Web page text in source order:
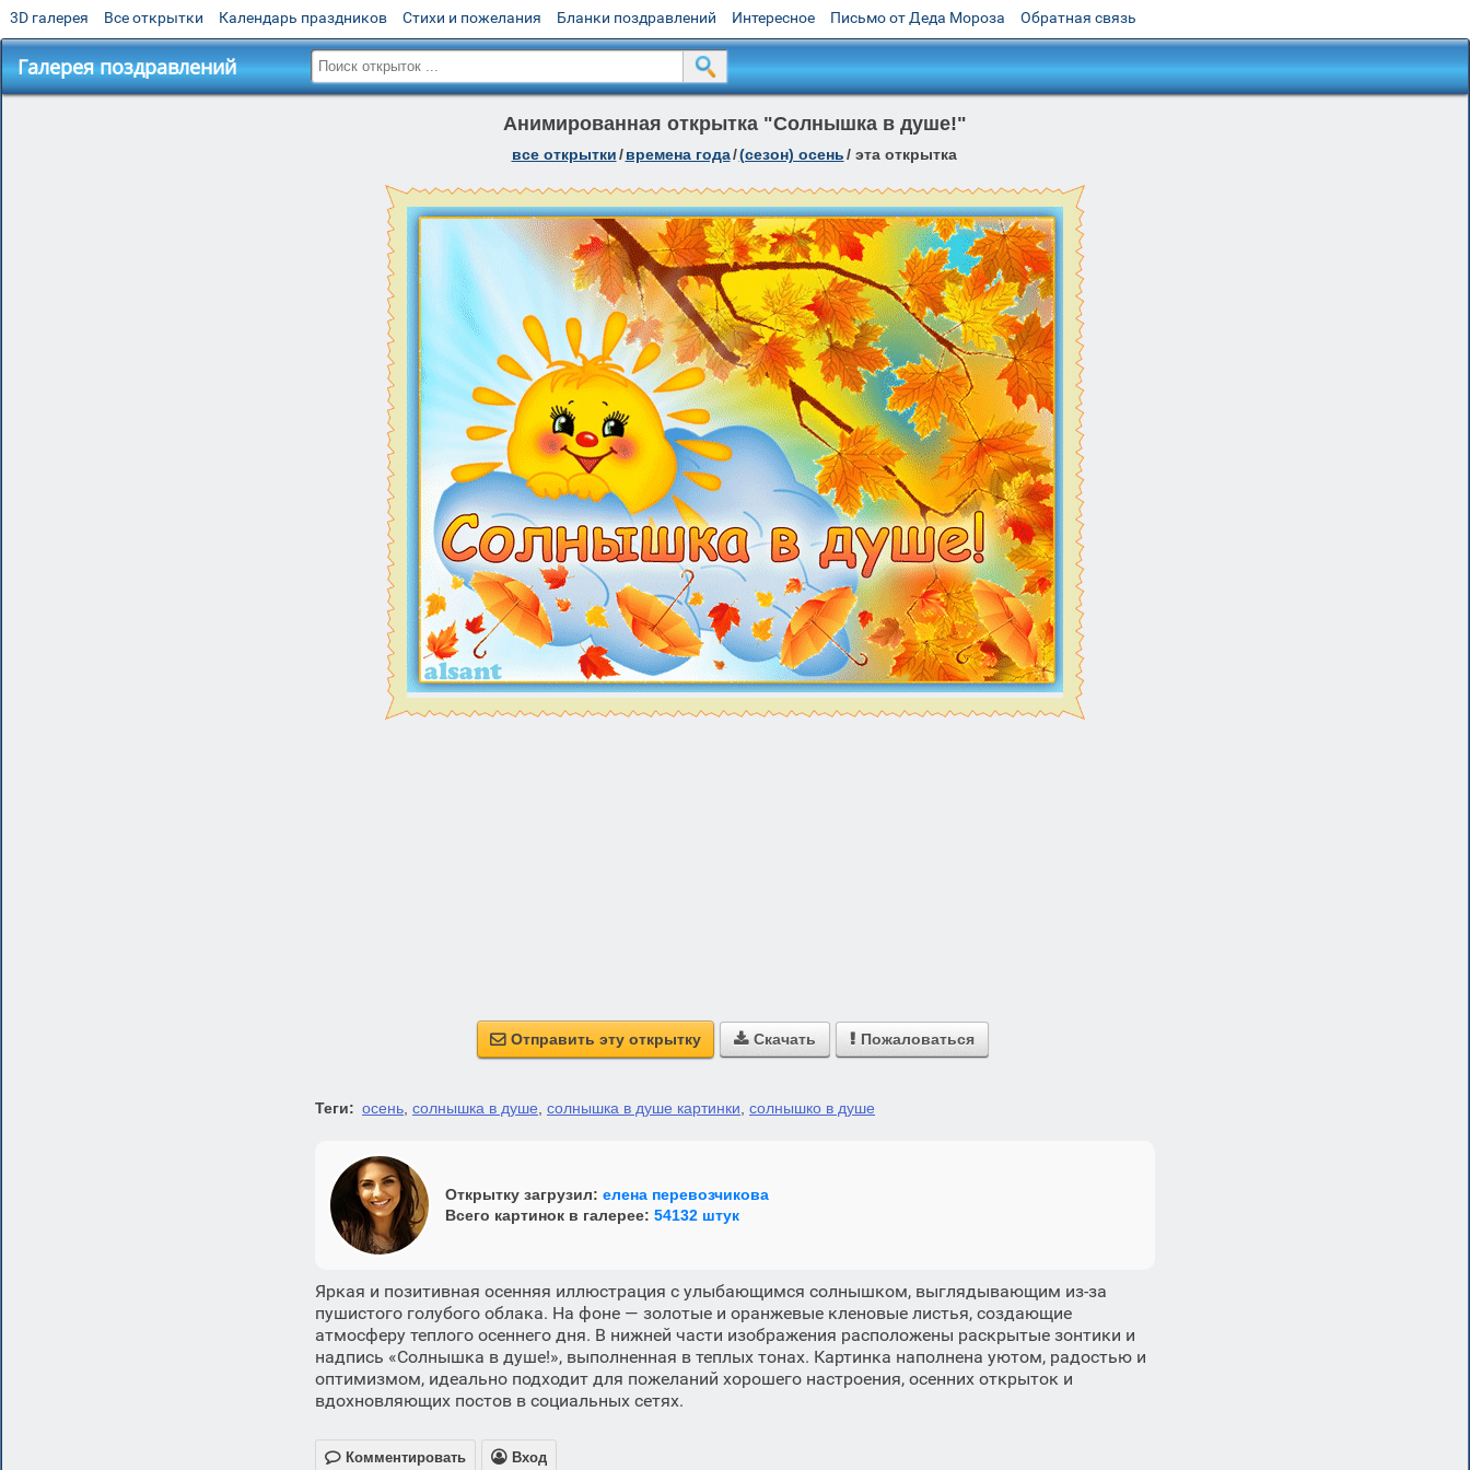
3D галерея Все открытки Календарь праздников Стихи и пожелания Бланки поздравлений Интересное Письмо от Деда Мороза Обратная связь
Галерея поздравлений
Анимированная открытка "Солнышка в душе!"
все открытки/ времена года/(сезон) осень/ эта открытка
 Отправить эту открытку  Скачать  Пожаловаться
Теги: осень солнышка в душе солнышка в душе картинки солнышко в душе
Открытку загрузил: елена перевозчикова
Всего картинок в галерее: 54132 штук
Яркая и позитивная осенняя иллюстрация с улыбающимся солнышком, выглядывающим из-за
пушистого голубого облака. На фоне — золотые и оранжевые кленовые листья, создающие
атмосферу теплого осеннего дня. В нижней части изображения расположены раскрытые зонтики и
надпись «Солнышка в душе!», выполненная в теплых тонах. Картинка наполнена уютом, радостью и
оптимизмом, идеально подходит для пожеланий хорошего настроения, осенних открыток и
вдохновляющих постов в социальных сетях.
 Комментировать  Вход